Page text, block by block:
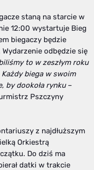
staną na starcie w
12:00 wystartuje Bieg
biegaczy będzie
odbędzie się
to w zeszłym roku
biega w swoim
by dookoła rynku–
Pszczyny
z najdłuższym
Orkiestrą
Do dziś ma
datki w trakcie